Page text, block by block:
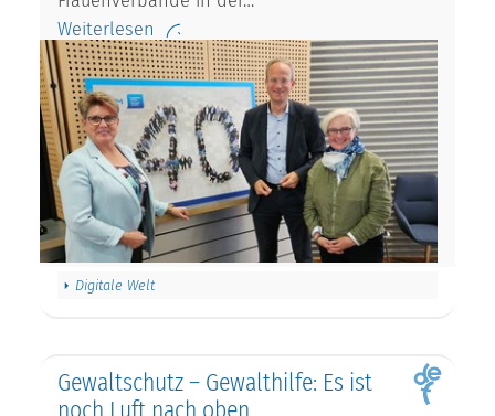
Weiterlesen
Gewaltschutz – Gewalthilfe: Es ist
noch Luft nach oben